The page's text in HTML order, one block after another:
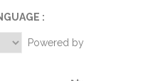
:
Powered by